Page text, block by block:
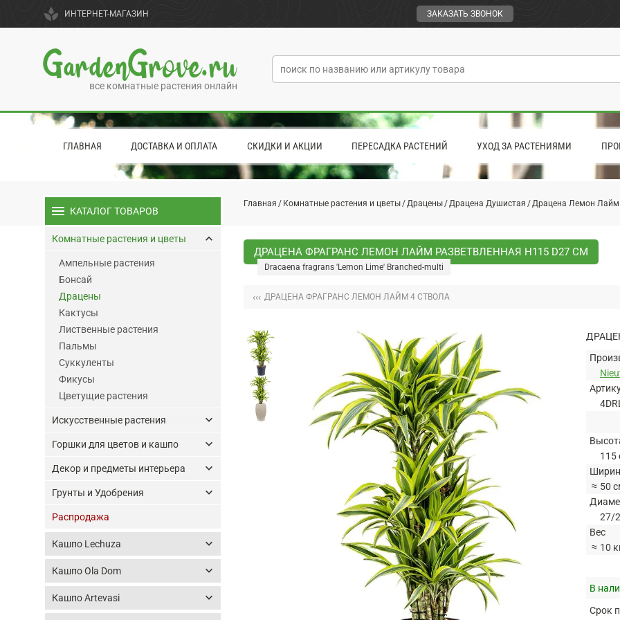
spa ИНТЕРНЕТ-МАГАЗИН ЗАКАЗАТЬ ЗВОНОК
GardenGrove.ru
все комнатные растения онлайн
ГЛАВНАЯ ДОСТАВКА И ОПЛАТА СКИДКИ И АКЦИИ ПЕРЕСАДКА РАСТЕНИЙ УХОД ЗА РАСТЕНИЯМИ
Главная Комнатные растения и цветы Драцены Драцена Душистая Драцена Лемон Лайм
ДРАЦЕНА ФРАГРАНС ЛЕМОН ЛАЙМ РАЗВЕТВЛЕННАЯ H115 D27 СМ
Dracaena fragrans 'Lemon Lime' Branched-multi
‹‹‹ ДРАЦЕНА ФРАГРАНС ЛЕМОН ЛАЙМ 4 СТВОЛА
115
≈ 50
27/
Вес
≈ 10
В
Срок
menu КАТАЛОГ ТОВАРОВ
Комнатные растения и цветы keyboard_arrow_up
Ампельные растения
Бонсай
Драцены
Кактусы
Лиственные растения
Пальмы
Суккуленты
Фикусы
Цветущие растения
Искусственные растения keyboard_arrow_down
Горшки для цветов и кашпо keyboard_arrow_down
Декор и предметы интерьера keyboard_arrow_down
Грунты и Удобрения keyboard_arrow_down
Распродажа
Кашпо Lechuza keyboard_arrow_down
Кашпо Ola Dom keyboard_arrow_down
Кашпо Artevasi keyboard_arrow_down